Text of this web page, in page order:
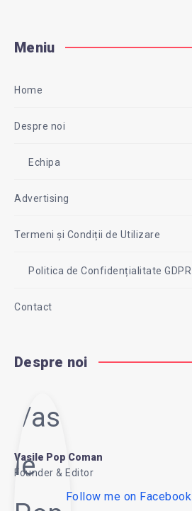
Meniu
Home
Despre noi
Echipa
Advertising
Termeni și Condiții de Utilizare
Politica de Confidențialitate GDPR
Contact
Despre noi
Vasi
le
Vasile Pop Coman
Founder & Editor
Follow me on Facebook